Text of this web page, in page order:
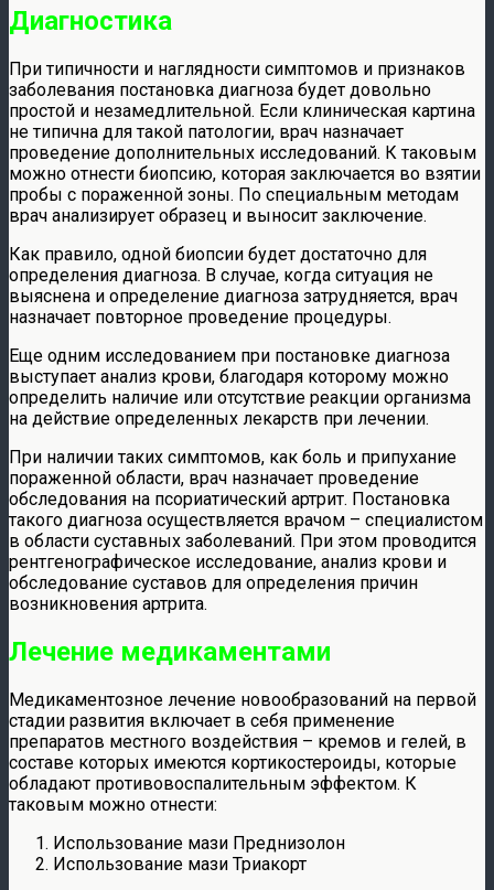
Диагностика
При типичности и наглядности симптомов и признаков
заболевания постановка диагноза будет довольно
простой и незамедлительной. Если клиническая картина
не типична для такой патологии, врач назначает
проведение дополнительных исследований. К таковым
можно отнести биопсию, которая заключается во взятии
пробы с пораженной зоны. По специальным методам
врач анализирует образец и выносит заключение.
Как правило, одной биопсии будет достаточно для
определения диагноза. В случае, когда ситуация не
выяснена и определение диагноза затрудняется, врач
назначает повторное проведение процедуры.
Еще одним исследованием при постановке диагноза
выступает анализ крови, благодаря которому можно
определить наличие или отсутствие реакции организма
на действие определенных лекарств при лечении.
При наличии таких симптомов, как боль и припухание
пораженной области, врач назначает проведение
обследования на псориатический артрит. Постановка
такого диагноза осуществляется врачом – специалистом
в области суставных заболеваний. При этом проводится
рентгенографическое исследование, анализ крови и
обследование суставов для определения причин
возникновения артрита.
Лечение медикаментами
Медикаментозное лечение новообразований на первой
стадии развития включает в себя применение
препаратов местного воздействия – кремов и гелей, в
составе которых имеются кортикостероиды, которые
обладают противовоспалительным эффектом. К
таковым можно отнести:
Использование мази Преднизолон
Использование мази Триакорт